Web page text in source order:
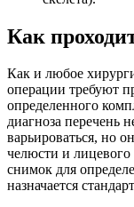
Как
Как и любое
операции требуют
определенного
диагноза перечень
варьироваться, но
челюсти и
снимок для
назначается